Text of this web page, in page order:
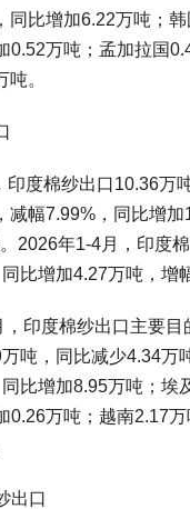
同比增加6.22万吨；
0.52万吨；孟加拉国
吨。
印度棉纱出口10.36万
减幅7.99%，同比增加
2026年1-4月，印度
比增加4.27万吨，增
，印度棉纱出口主要目
吨，同比减少4.34万
比增加8.95万吨；埃
0.26万吨；越南2.17
出口